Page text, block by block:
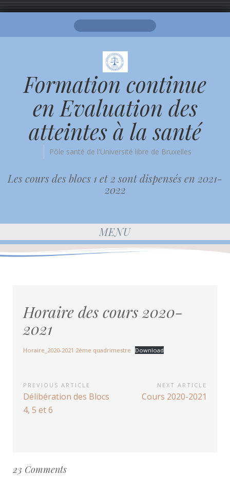
Formation continue
en Evaluation des
atteintes à la santé
Pôle santé de l'Université libre de Bruxelles
Les cours des blocs 1 et 2 sont dispensés en 2021-
2022
MENU
Horaire des cours 2020-
2021
Horaire_2020-2021 2ème quadrimestre Download
Navigation
de
l’article
PREVIOUS ARTICLE
Previous
Article:
Délibération des Blocs
4, 5 et 6
NEXT ARTICLE
Next
Cours 2020-2021
23 Comments